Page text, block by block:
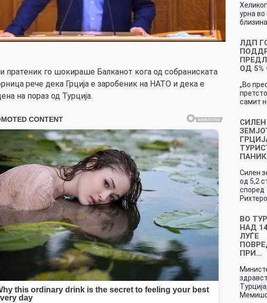
пратеник го шокираше Балканот кога од собраниската
рече дека Грција е заробеник на НАТО и дека е
на пораз од Турција.
урна
ЛДП
ОД
„Во
самит
СИЛЕН
Силен
од 5,2
според
ВО
НАД
ЛУЃЕ
ПРИ…